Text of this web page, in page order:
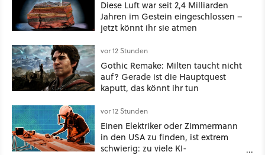
Diese Luft war seit 2,4 Milliarden
Jahren im Gestein eingeschlossen –
jetzt könnt ihr sie atmen
vor 12 Stunden
Gothic Remake: Milten taucht nicht
auf? Gerade ist die Hauptquest
kaputt, das könnt ihr tun
vor 12 Stunden
Einen Elektriker oder Zimmermann
in den USA zu finden, ist extrem
schwierig: zu viele KI-